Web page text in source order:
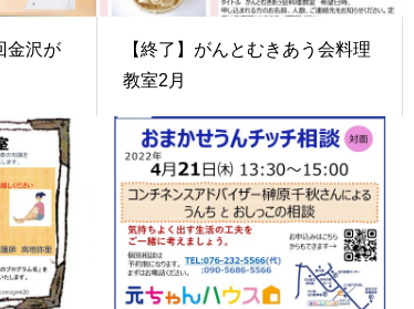
金沢が
【終了】がんとむきあう会料理
教室2月